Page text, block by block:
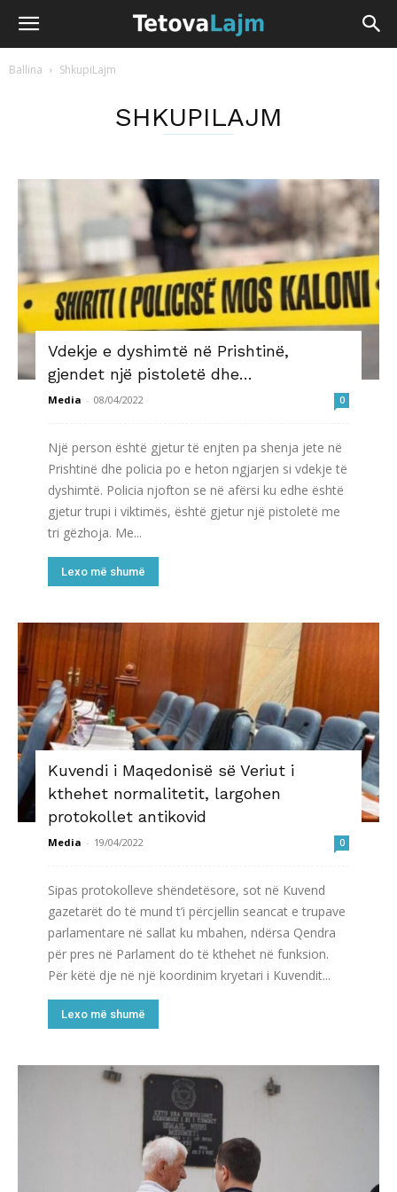
Ballina ShkupiLajm
SHKUPILAJM
​Vdekje e dyshimtë në Prishtinë,
gjendet një pistoletë dhe…
Media - 08/04/2022 0
Një person është gjetur të enjten pa shenja jete në
Prishtinë dhe policia po e heton ngjarjen si vdekje të
dyshimtë. Policia njofton se në afërsi ku edhe është
gjetur trupi i viktimës, është gjetur një pistoletë me
tri gëzhoja. Me...
Lexo më shumë
Kuvendi i Maqedonisë së Veriut i
kthehet normalitetit, largohen
protokollet antikovid
Media - 19/04/2022 0
Sipas protokolleve shëndetësore, sot në Kuvend
gazetarët do të mund t’i përcjellin seancat e trupave
parlamentare në sallat ku mbahen, ndërsa Qendra
për pres në Parlament do të kthehet në funksion.
Për këtë dje në një koordinim kryetari i Kuvendit...
Lexo më shumë